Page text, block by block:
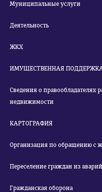
Муниципальные услуги
Деятельность
ЖКХ
ИМУЩЕСТВЕННАЯ
Сведения о правообладателях
недвижимости
КАРТОГРАФИЯ
Организация по обращению с
Переселение граждан из
Гражданская оборона